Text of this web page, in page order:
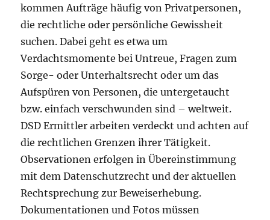
kommen Aufträge häufig von Privatpersonen,
die rechtliche oder persönliche Gewissheit
suchen. Dabei geht es etwa um
Verdachtsmomente bei Untreue, Fragen zum
Sorge- oder Unterhaltsrecht oder um das
Aufspüren von Personen, die untergetaucht
bzw. einfach verschwunden sind – weltweit.
DSD Ermittler arbeiten verdeckt und achten auf
die rechtlichen Grenzen ihrer Tätigkeit.
Observationen erfolgen in Übereinstimmung
mit dem Datenschutzrecht und der aktuellen
Rechtsprechung zur Beweiserhebung.
Dokumentationen und Fotos müssen